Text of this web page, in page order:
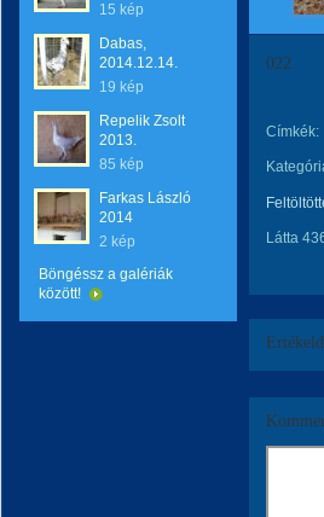
15 kép
Dabas,
2014.12.14.
19 kép
Repelik Zsolt
2013.
85 kép
Farkas László
2014
2 kép
Böngéssz a galériák
között!
022
Címkék:
Látta